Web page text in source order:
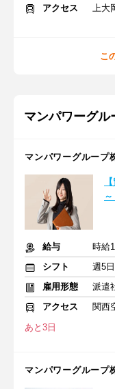
アクセス
上大
こ
マンパワーグル
マンパワーグループ
給与
時給
シフト
週5
雇用形態
派遣
アクセス
関西
あと3日
マンパワーグループ